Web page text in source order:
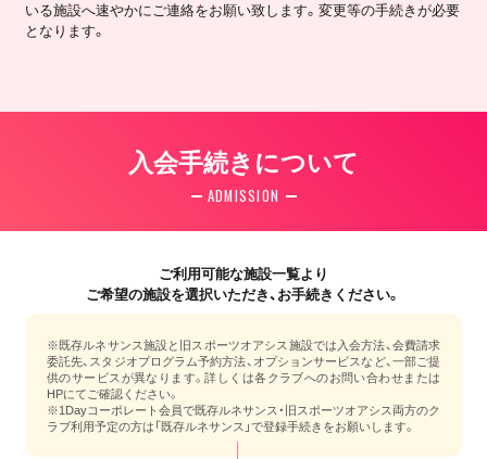
いる施設へ速やかにご連絡をお願い致します。変更等の手続きが必要
となります。
入会手続きについて
ADMISSION
ご利用可能な施設一覧より
ご希望の施設を選択いただき、お手続きください。
※既存ルネサンス施設と旧スポーツオアシス施設では入会方法、会費請求
委託先、スタジオプログラム予約方法、オプションサービスなど、一部ご提
供のサービスが異なります。詳しくは各クラブへのお問い合わせまたは
HPにてご確認ください。
※1Dayコーポレート会員で既存ルネサンス・旧スポーツオアシス両方のク
ラブ利用予定の方は「既存ルネサンス」で登録手続きをお願いします。